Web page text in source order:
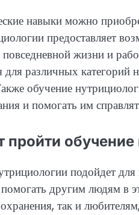
навыки можно
предоставляет
повседневной жизни и
для различных
обучение
и помогать им
пройти обучение
подойдет
другим людям в
так и